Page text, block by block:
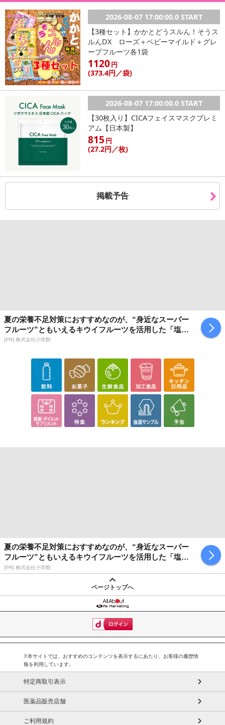
【和歌山のみかんジュース】
【信州の和梨ジュース】
2026-08-07 17:00:00.0 START
【3種セット】かかとどうスルん！そうス
ルんDX ローズ＋ベビーマイルド＋グレ
ープフルーツ各1袋
1120円
(373.4円／袋)
2026-08-07 17:00:00.0 START
【30枚入り】CICAフェイスマスクプレミ
アム【日本製】
815 円
(27.2円／枚)
掲載予告
夏の栄養不足対策におすすめなのが、“身近なスーパー
フルーツ”ともいえるキウイフルーツを活用した「塩キ
ウイ」
[PR] 株式会社小学館
夏の栄養不足対策におすすめなのが、“身近なスーパー
フルーツ”ともいえるキウイフルーツを活用した「塩キ
ウイ」
[PR] 株式会社小学館
ページトップへ
※本サイトでは、おすすめのコンテンツを表示するにあたり、お客様の履歴情
報を利用しています。
特定商取引表示
医薬品販売店舗
ご利用規約